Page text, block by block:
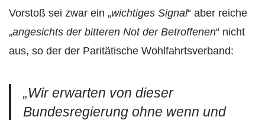
Vorstoß sei zwar ein „wichtiges Signal“ aber reiche
„angesichts der bitteren Not der Betroffenen“ nicht
aus, so der der Paritätische Wohlfahrtsverband:
„Wir erwarten von dieser
Bundesregierung ohne wenn und